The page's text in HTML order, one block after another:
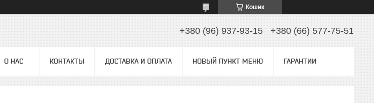
Кошик
+380 (96) 937-93-15 +380 (66) 577-75-51
О НАС КОНТАКТЫ ДОСТАВКА И ОПЛАТА НОВЫЙ ПУНКТ МЕНЮ ГАРАНТИИ